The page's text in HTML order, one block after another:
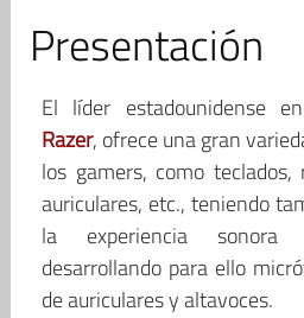
Presentación
El líder estadounidense
Razer, ofrece una gran
los gamers, como teclados,
auriculares, etc., teniendo
la experiencia
desarrollando para ello
de auriculares y altavoces.